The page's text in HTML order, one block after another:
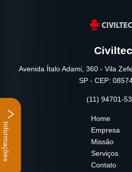
Civiltec
Avenida Ítalo Adami, 360 - Vila
SP - CEP:
(11) 94701-
Home
Empresa
Missão
Serviços
Contato
Informações